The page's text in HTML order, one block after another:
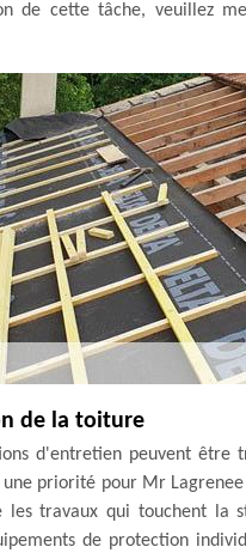
de cette tâche, veuillez
de la toiture
d'entretien peuvent être
priorité pour Mr
les travaux qui touchent
de protection